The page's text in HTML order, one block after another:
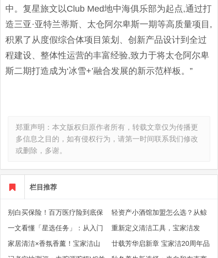
中。复星旅文以Club Med地中海俱乐部为起点,通过打
造三亚·亚特兰蒂斯、太仓阿尔卑斯一期等高质量项目,
积累了从度假综合体项目策划、创新产品设计到全过
程建设、整体性运营的丰富经验,致力于将太仓阿尔卑
斯二期打造成为‘冰雪+’融合发展的新示范样板。”
郑重声明：本文版权归原作者所有，转载文章仅为传播更
多信息之目的，如有侵权行为，请第一时间联系我们修改
或删除，多谢。
栏目推荐
别白买保险！百万医疗险到底保
什么？津贴、垫付、特需保障逐
轻资产小酒馆加盟怎么选？从鲸
酿师小酒馆看标准化开店逻辑
一文看懂「星选任务」：从入门
到精通， 达人如何靠短视频分成
重新定义清洁工具，宝家洁发
布"新一代家清美学家”战略开启
家居清洁×香氛香薰！宝家洁山
茶花香氛软拖把在20周年大会惊
廿载芳华启新章 宝家洁20周年品
牌战略大会盛大举行